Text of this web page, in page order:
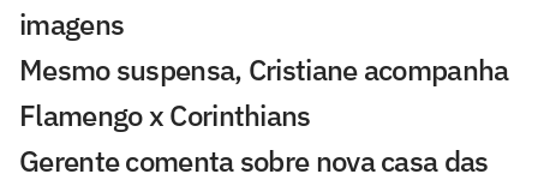
imagens
Mesmo suspensa, Cristiane acompanha
Flamengo x Corinthians
Gerente comenta sobre nova casa das